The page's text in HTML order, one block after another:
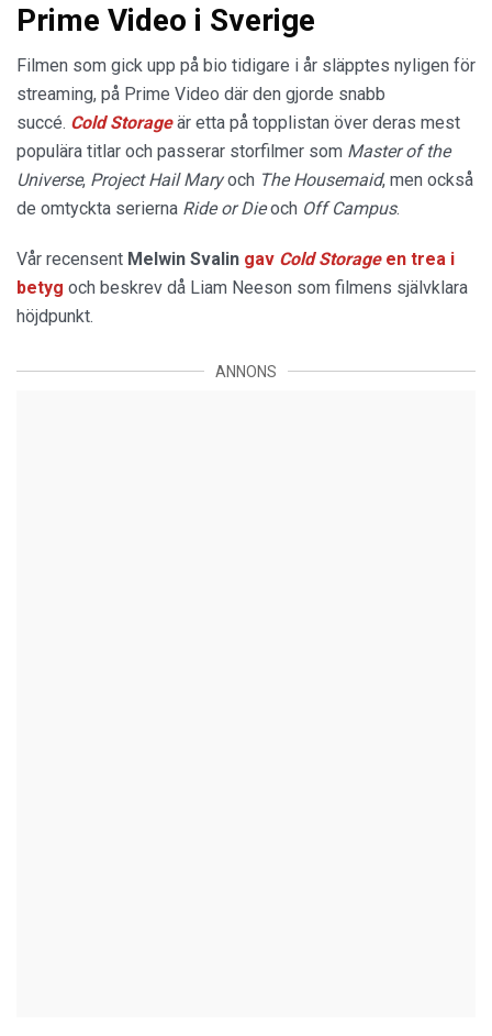
Prime Video i Sverige
Filmen som gick upp på bio tidigare i år släpptes nyligen för
streaming, på Prime Video där den gjorde snabb
succé. Cold Storage är etta på topplistan över deras mest
populära titlar och passerar storfilmer som Master of the
Universe, Project Hail Maryoch The Housemaid, men också
de omtyckta serierna Ride or Dieoch Off Campus.
Vår recensent Melwin Svalin gav Cold Storage en trea i
betyg och beskrev då Liam Neeson som filmens självklara
höjdpunkt.
ANNONS